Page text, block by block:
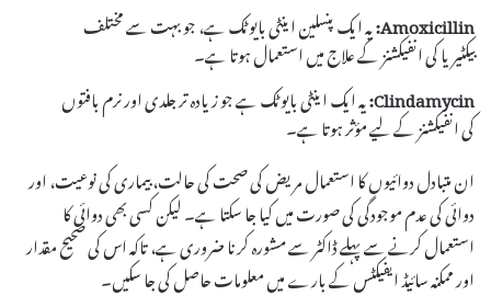
Amoxicillin:یہ ایک پنسلین اینٹی بایوٹک ہے، جو بہت سے مختلف
بیکٹیریا کی انفیکشنز کے علاج میں استعمال ہوتا ہے۔
Clindamycin:یہ ایک اینٹی بایوٹک ہے جو زیادہ تر جلدی اور نرم بافتوں
کی انفیکشنز کے لیے مؤثر ہوتا ہے۔
ان متبادل دوائیوں کا استعمال مریض کی صحت کی حالت، بیماری کی نوعیت، اور
دوائی کی عدم موجودگی کی صورت میں کیا جا سکتا ہے۔ لیکن کسی بھی دوائی کا
استعمال کرنے سے پہلے ڈاکٹر سے مشورہ کرنا ضروری ہے، تاکہ اس کی صحیح مقدار
اور ممکنہ سائیڈ ایفیکٹس کے بارے میں معلومات حاصل کی جا سکیں۔